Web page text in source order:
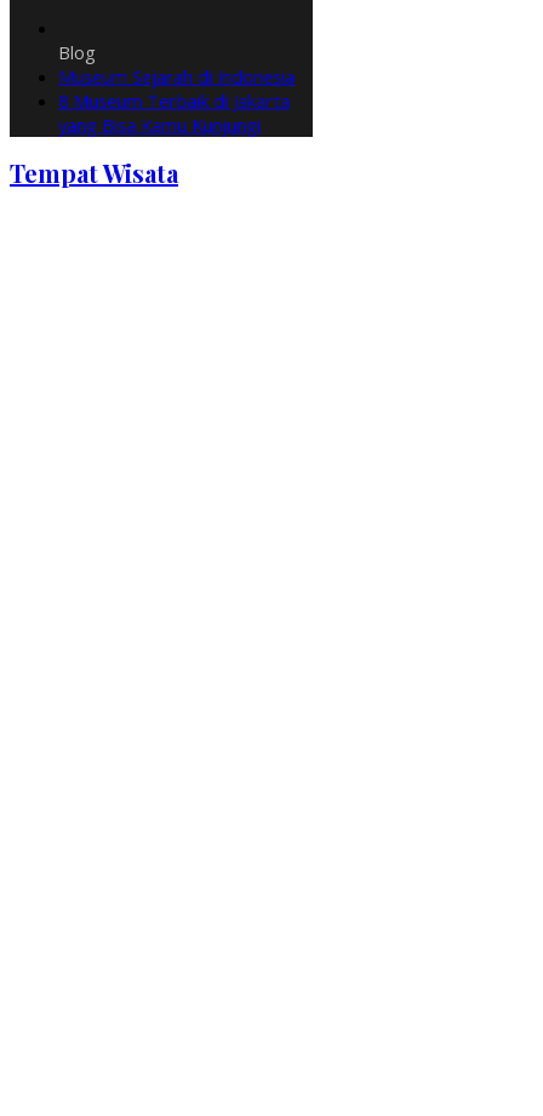
Blog
Museum Sejarah di Indonesia
8 Museum Terbaik di Jakarta
yang Bisa Kamu Kunjungi
Tempat Wisata